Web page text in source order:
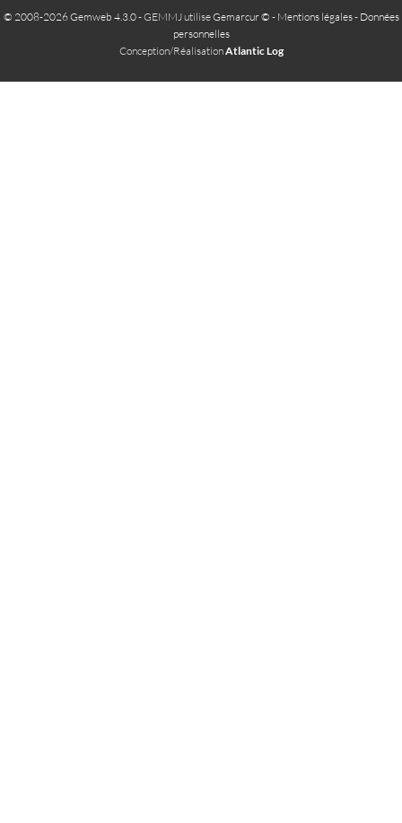
© 2008-2026 Gemweb 4.3.0- GEMMJ utiliseGemarcur © - Mentions légales- Données
personnelles
Conception/RéalisationAtlantic Log